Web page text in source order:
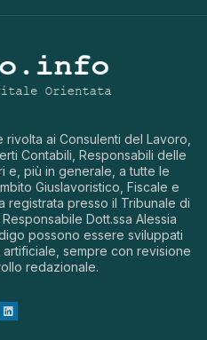
ai Consulenti del Lavoro,
Contabili, Responsabili delle
e, più in generale, a tutte le
Giuslavoristico, Fiscale e
registrata presso il Tribunale di
Dott.ssa Alessia
possono essere sviluppati
sempre con revisione
redazionale.